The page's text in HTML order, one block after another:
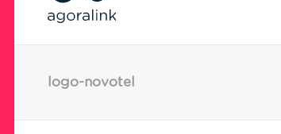
logo-novotel